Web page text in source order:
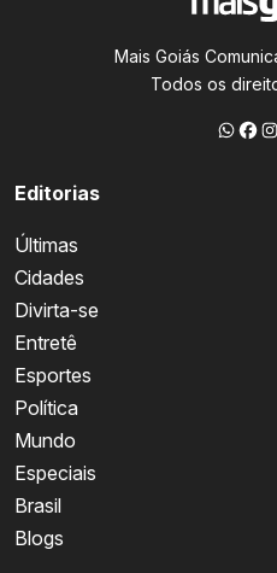
Mais Goiás
Todos os
Editorias
Últimas
Cidades
Divirta-se
Entretê
Esportes
Política
Mundo
Especiais
Brasil
Blogs